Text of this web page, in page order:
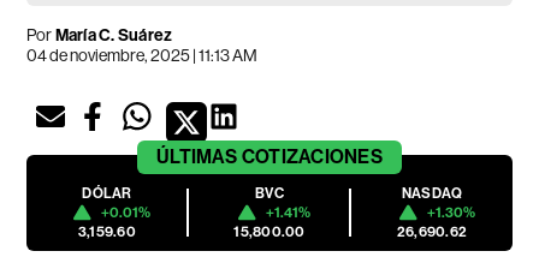
PorMaría C. Suárez
04 de noviembre, 2025 | 11:13 AM
ÚLTIMAS COTIZACIONES
DÓLAR
+0.01%
3,159.60
BVC
+1.41%
15,800.00
NASDAQ
+1.30%
26,690.62